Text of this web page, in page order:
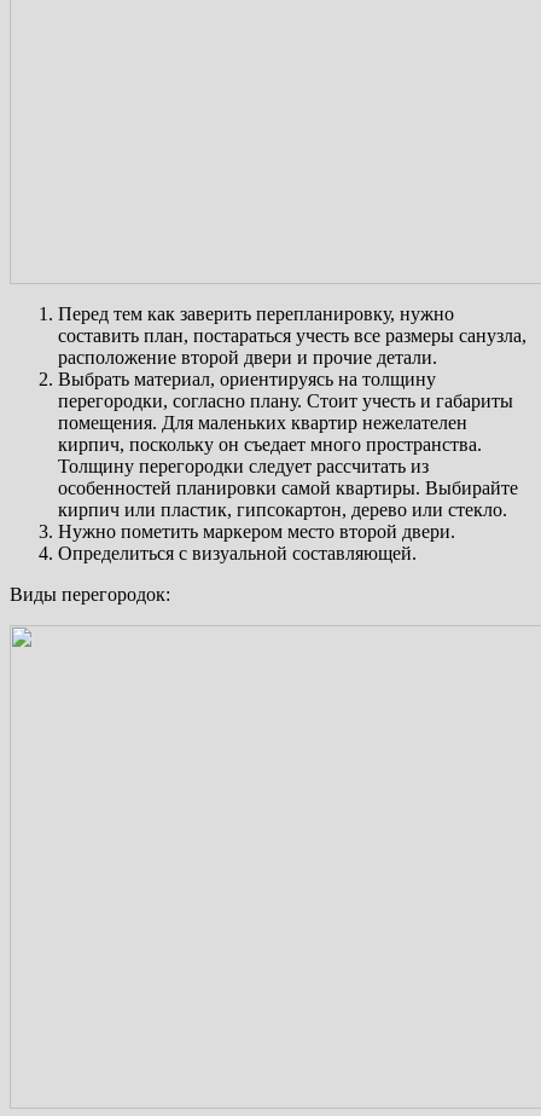
Перед тем как заверить перепланировку, нужно
составить план, постараться учесть все размеры санузла,
расположение второй двери и прочие детали.
Выбрать материал, ориентируясь на толщину
перегородки, согласно плану. Стоит учесть и габариты
помещения. Для маленьких квартир нежелателен
кирпич, поскольку он съедает много пространства.
Толщину перегородки следует рассчитать из
особенностей планировки самой квартиры. Выбирайте
кирпич или пластик, гипсокартон, дерево или стекло.
Нужно пометить маркером место второй двери.
Определиться с визуальной составляющей.
Виды перегородок: